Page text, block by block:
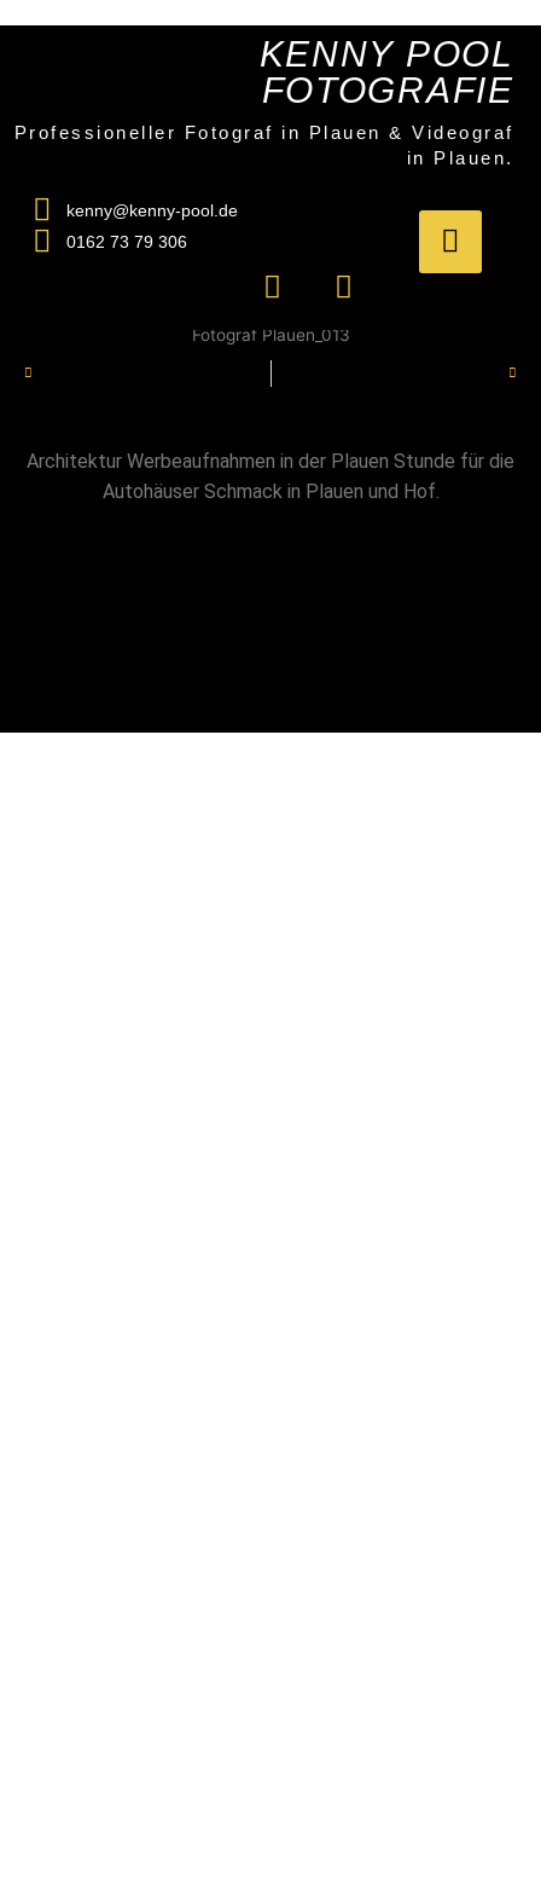
KENNY POOL
FOTOGRAFIE
Professioneller Fotograf in Plauen & Videograf
in Plauen.
kenny@kenny-pool.de
0162 73 79 306
F
a
c
e
b
o
k
I
n
s
r
a
Zurück
Architektur Werbeaufnahmen in der Plauen Stunde für die
Autohäuser Schmack in Plauen und Hof.